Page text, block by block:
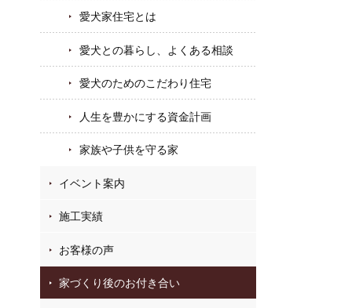
愛犬家住宅とは
愛犬との暮らし、よくある相談
愛犬のためのこだわり住宅
人生を豊かにする資金計画
家族や子供を守る家
イベント案内
施工実績
お客様の声
家づくり後のお付き合い